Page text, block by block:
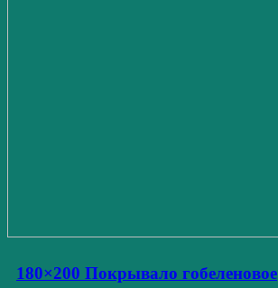
180×200 Покрывало гобеленовое